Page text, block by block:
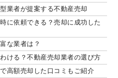
業者が提案する不動産売却
に依頼できる？売却に成功した
な業者は？
ける？不動産売却業者の選び方
高額売却した口コミもご紹介